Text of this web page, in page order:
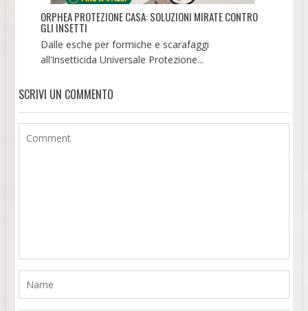
ORPHEA PROTEZIONE CASA: SOLUZIONI MIRATE CONTRO
GLI INSETTI
Dalle esche per formiche e scarafaggi
all’Insetticida Universale Protezione...
SCRIVI UN COMMENTO